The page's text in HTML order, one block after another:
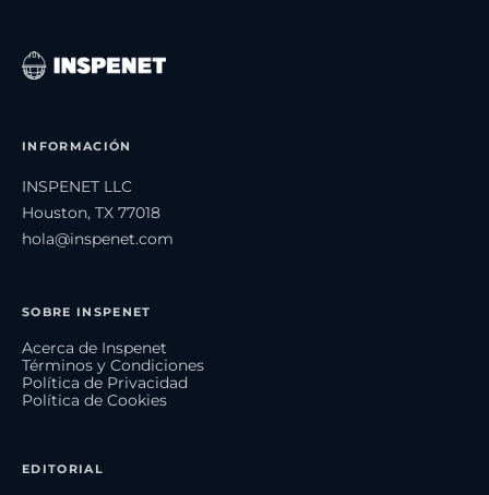
INFORMACIÓN
INSPENET LLC
Houston, TX 77018
hola@inspenet.com
SOBRE INSPENET
Acerca de Inspenet
Términos y Condiciones
Política de Privacidad
Política de Cookies
EDITORIAL